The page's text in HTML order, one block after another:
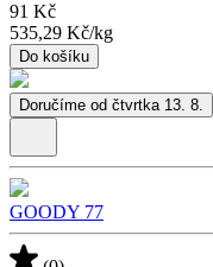
91 Kč
535,29 Kč/kg
Do košíku
Doručíme od čtvrtka 13. 8.
GOODY 77